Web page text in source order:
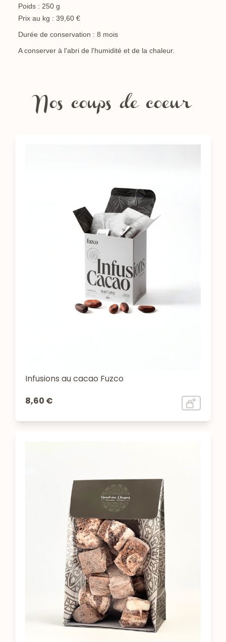
Poids : 250 g
Prix au kg : 39,60 €
Durée de conservation : 8 mois
A conserver à l'abri de l'humidité et de la chaleur.
Nos coups de coeur
Infusions au cacao Fuzco
8,60 €